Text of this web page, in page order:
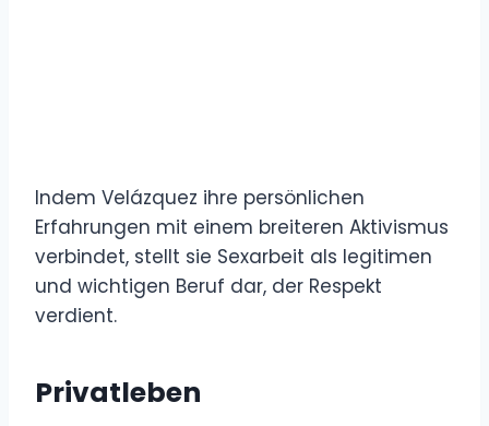
Indem Velázquez ihre persönlichen
Erfahrungen mit einem breiteren Aktivismus
verbindet, stellt sie Sexarbeit als legitimen
und wichtigen Beruf dar, der Respekt
verdient.
Privatleben